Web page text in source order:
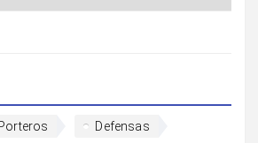
Porteros Defensas